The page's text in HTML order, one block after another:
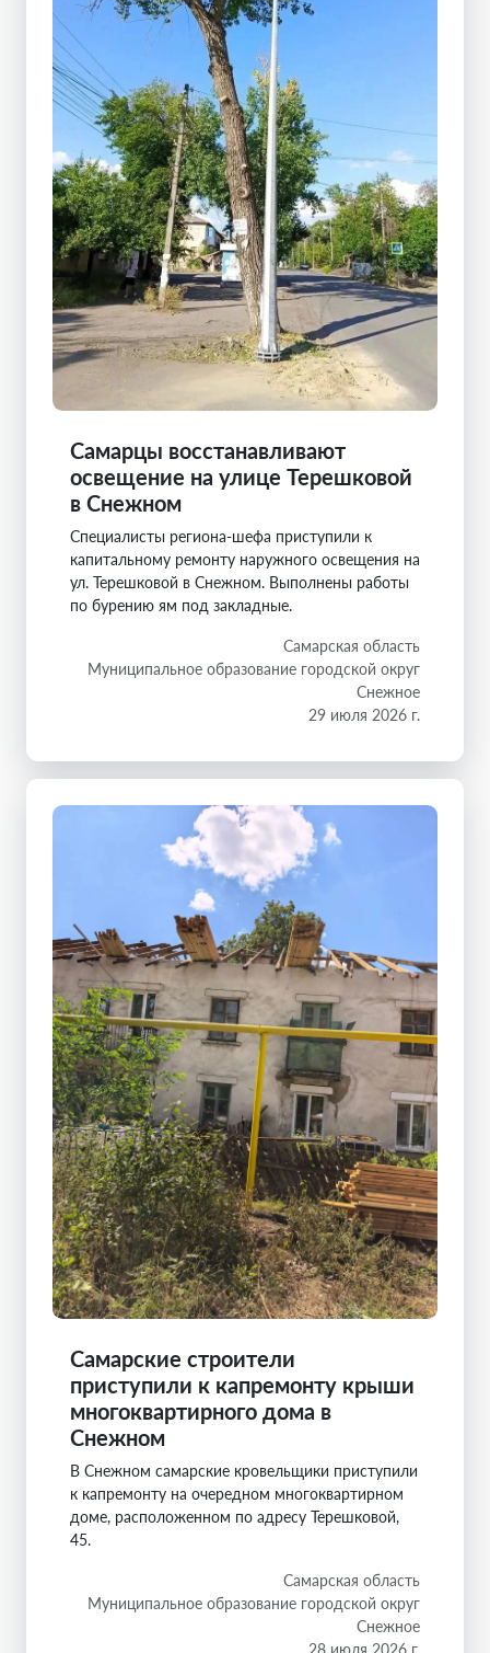
Самарцы восстанавливают
освещение на улице Терешковой
в Снежном
Специалисты региона-шефа приступили к
капитальному ремонту наружного освещения на
ул. Терешковой в Снежном. Выполнены работы
по бурению ям под закладные.
Самарская область
Муниципальное образование городской округ
Снежное
29 июля 2026 г.
Самарские строители
приступили к капремонту крыши
многоквартирного дома в
Снежном
В Снежном самарские кровельщики приступили
к капремонту на очередном многоквартирном
доме, расположенном по адресу Терешковой,
45.
Самарская область
Муниципальное образование городской округ
Снежное
28 июля 2026 г.